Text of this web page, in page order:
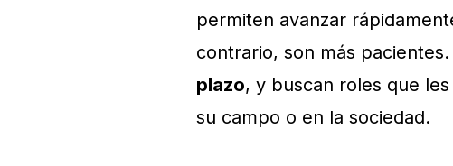
permiten avanzar
contrario, son más pacientes.
plazo, y buscan roles que
su campo o en la sociedad.